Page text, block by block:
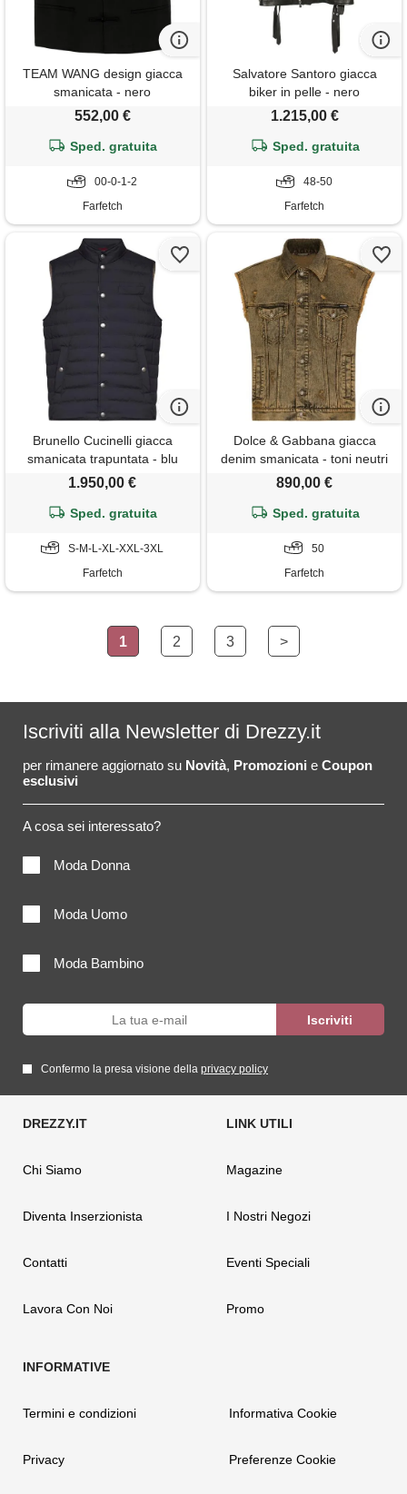
TEAM WANG design giacca
smanicata - nero
552,00 €
Sped. gratuita
00-0-1-2
Farfetch
Salvatore Santoro giacca
biker in pelle - nero
1.215,00 €
Sped. gratuita
48-50
Farfetch
Brunello Cucinelli giacca
smanicata trapuntata - blu
1.950,00 €
Sped. gratuita
S-M-L-XL-XXL-3XL
Farfetch
Dolce & Gabbana giacca
denim smanicata - toni neutri
890,00 €
Sped. gratuita
50
Farfetch
1 2 3 >
Iscriviti alla Newsletter di Drezzy.it
per rimanere aggiornato su Novità, Promozioni e Coupon
esclusivi
A cosa sei interessato?
Moda Donna
Moda Uomo
Moda Bambino
Confermo la presa visione della privacy policy
Chi Siamo
Diventa Inserzionista
Contatti
Lavora Con Noi
Magazine
I Nostri Negozi
Eventi Speciali
Promo
Termini e condizioni
Privacy
Informativa Cookie
Preferenze Cookie